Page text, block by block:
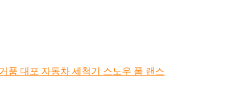
품 대포 자동차 세척기 스노우 폼 랜스